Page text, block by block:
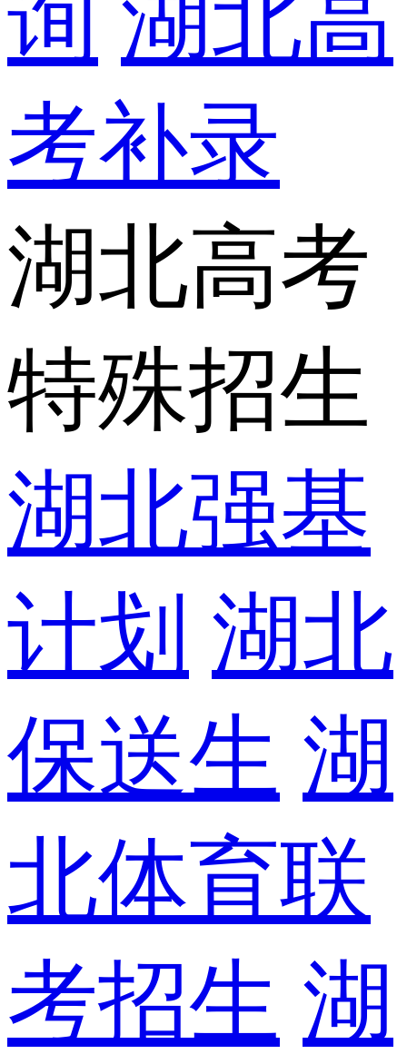
询 湖北高
考补录
湖北高考
特殊招生
湖北强基
计划 湖北
保送生 湖
北体育联
考招生 湖